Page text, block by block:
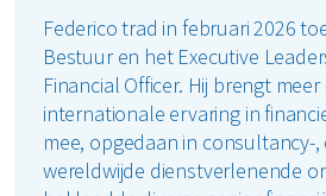
Federico trad in februari 2026
Bestuur en het Executive
Financial Officer. Hij brengt
internationale ervaring in
mee, opgedaan in consultancy-,
wereldwijde dienstverlenende